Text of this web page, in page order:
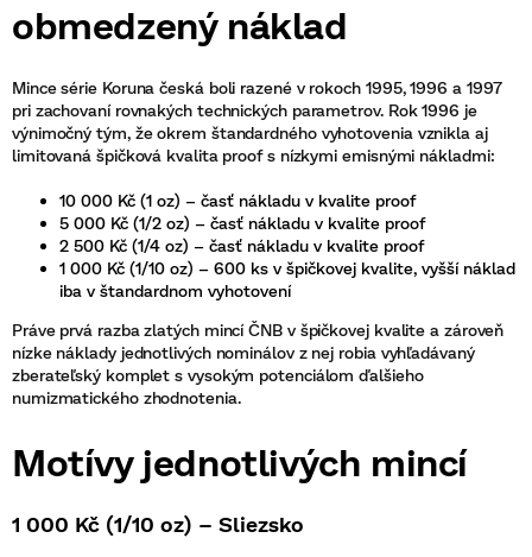
obmedzený náklad
Mince série Koruna česká boli razené v rokoch 1995, 1996 a 1997
pri zachovaní rovnakých technických parametrov. Rok 1996 je
výnimočný tým, že okrem štandardného vyhotovenia vznikla aj
limitovaná špičková kvalita proof s nízkymi emisnými nákladmi:
10 000 Kč (1 oz) – časť nákladu v kvalite proof
5 000 Kč (1/2 oz) – časť nákladu v kvalite proof
2 500 Kč (1/4 oz) – časť nákladu v kvalite proof
1 000 Kč (1/10 oz) – 600 ks v špičkovej kvalite, vyšší náklad
iba v štandardnom vyhotovení
Práve prvá razba zlatých mincí ČNB v špičkovej kvalite a zároveň
nízke náklady jednotlivých nominálov z nej robia vyhľadávaný
zberateľský komplet s vysokým potenciálom ďalšieho
numizmatického zhodnotenia.
Motívy jednotlivých mincí
1 000 Kč (1/10 oz) – Sliezsko